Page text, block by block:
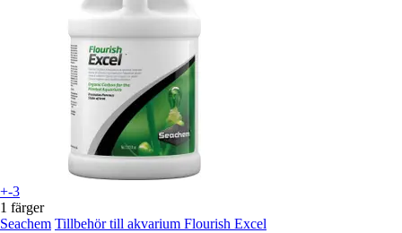
+-3
1 färger
Seachem Tillbehör till akvarium Flourish Excel